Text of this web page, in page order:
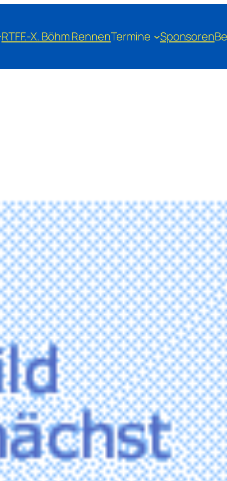
RTFF.-X. Böhm RennenTermine Sponsoren